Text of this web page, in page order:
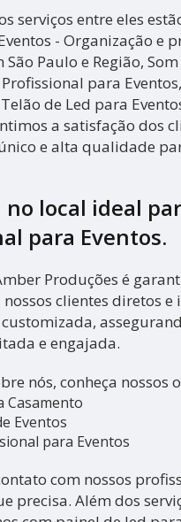
serviços entre eles
- Organização e
São Paulo e Região,
para
de Led para
a satisfação dos
e alta qualidade
no local ideal
para Eventos.
Produções é
clientes diretos
e engajada.
nós, conheça nossos
Casamento
Eventos
para Eventos
com nossos
precisa. Além dos